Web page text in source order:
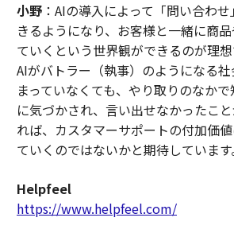
小野：AIの導入によって「問い合わ
きるようになり、お客様と一緒に商
ていくという世界観ができるのが理
AIがバトラー（執事）のようになる
まっていなくても、やり取りのなか
に気づかされ、言い出せなかったこ
れば、カスタマーサポートの付加価
ていくのではないかと期待しています
Helpfeel
https://www.helpfeel.com/